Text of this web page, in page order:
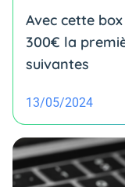
Avec cette
300€ la
suivantes
13/05/2024